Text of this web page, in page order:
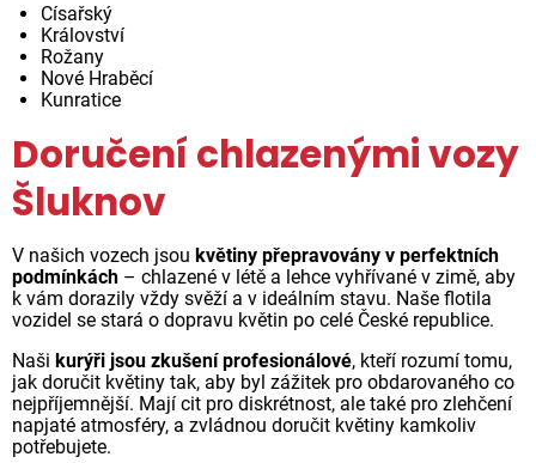
Císařský
Království
Rožany
Nové Hraběcí
Kunratice
Doručení chlazenými vozy
Šluknov
V našich vozech jsou květiny přepravovány v perfektních
podmínkách – chlazené v létě a lehce vyhřívané v zimě, aby
k vám dorazily vždy svěží a v ideálním stavu. Naše flotila
vozidel se stará o dopravu květin po celé České republice.
Naši kurýři jsou zkušení profesionálové, kteří rozumí tomu,
jak doručit květiny tak, aby byl zážitek pro obdarovaného co
nejpříjemnější. Mají cit pro diskrétnost, ale také pro zlehčení
napjaté atmosféry, a zvládnou doručit květiny kamkoliv
potřebujete.